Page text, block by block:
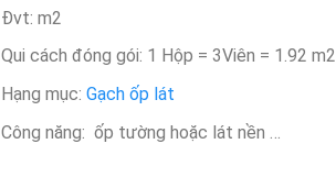
Đvt: m2
Qui cách đóng gói: 1 Hộp = 3Viên = 1.92 m2
Hạng mục:Gạch ốp lát
Công năng: ốp tường hoặc lát nền …